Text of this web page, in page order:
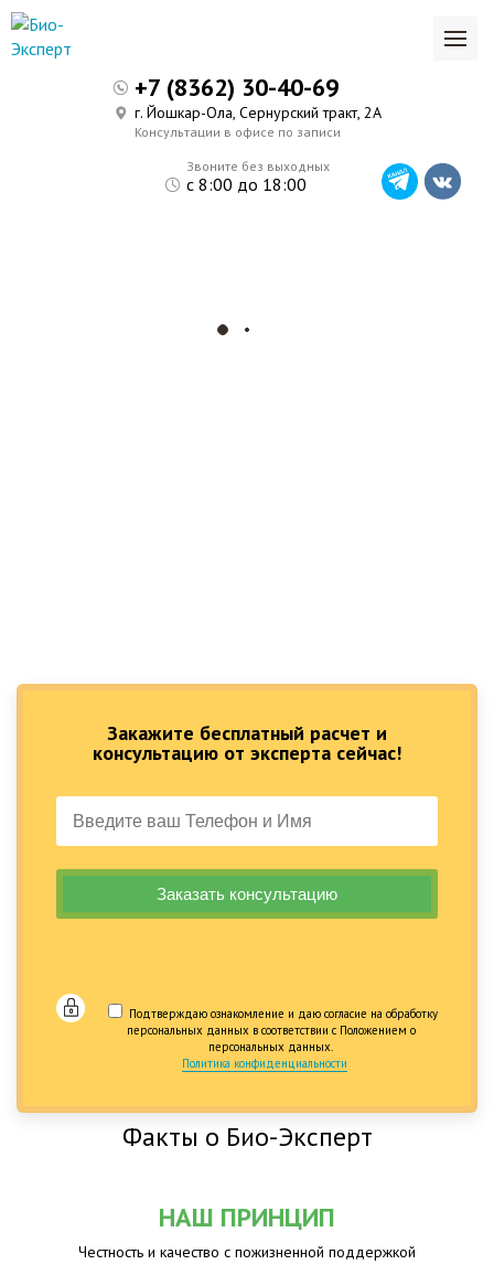
Закажите бесплатный расчет и
консультацию от эксперта сейчас!
Подтверждаю ознакомление и даю согласие на обработку
персональных данных в соответствии с Положением о
персональных данных.
Политика конфиденциальности
Звоните без выходных
с 8:00 до 18:00
+7 (8362) 30-40-69
г. Йошкар-Ола, Сернурский тракт, 2А
Консультации в офисе по записи
Факты о Био-Эксперт
НАШ ПРИНЦИП
Честность и качество с пожизненной поддержкой